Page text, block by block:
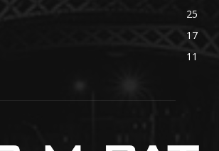
25
17
11